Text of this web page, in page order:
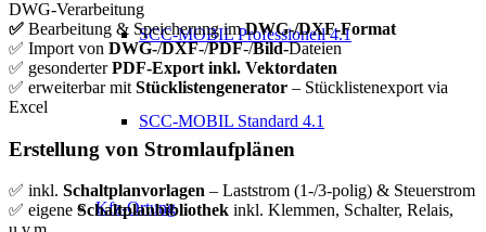
SCC-MOBIL Professionell 4.1
SCC-MOBIL Standard 4.1
Kfz-Ortung
DWG-Verarbeitung
✅ Bearbeitung & Speicherung imDWG-/DXF-Format
✅ Import von DWG-/DXF-/PDF-/Bild-Dateien
✅ gesonderterPDF-Export inkl. Vektordaten
✅ erweiterbar mit Stücklistengenerator – Stücklistenexport via
Excel
Erstellung von Stromlaufplänen
✅ inkl. Schaltplanvorlagen – Laststrom (1-/3-polig) & Steuerstrom
✅ eigene Schaltplanbibliothek inkl. Klemmen, Schalter, Relais,